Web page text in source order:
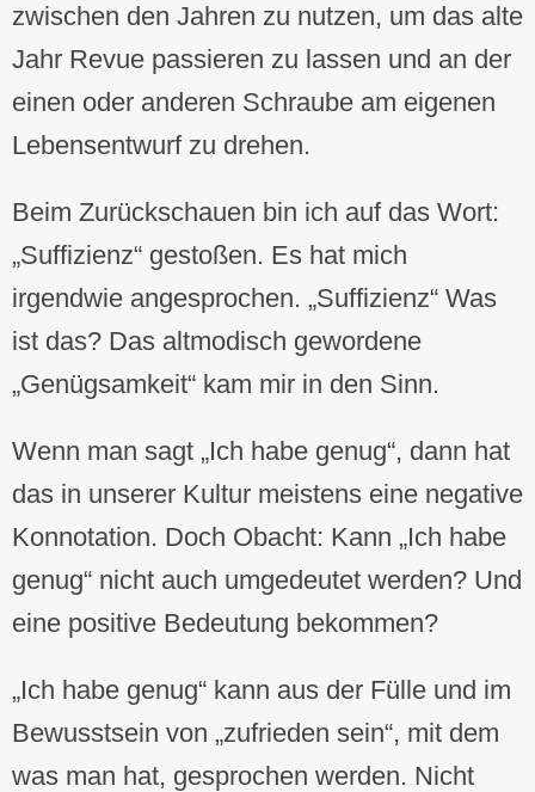
zwischen den Jahren zu nutzen, um das alte
Jahr Revue passieren zu lassen und an der
einen oder anderen Schraube am eigenen
Lebensentwurf zu drehen.
Beim Zurückschauen bin ich auf das Wort:
„Suffizienz“ gestoßen. Es hat mich
irgendwie angesprochen. „Suffizienz“ Was
ist das? Das altmodisch gewordene
„Genügsamkeit“ kam mir in den Sinn.
Wenn man sagt „Ich habe genug“, dann hat
das in unserer Kultur meistens eine negative
Konnotation. Doch Obacht: Kann „Ich habe
genug“ nicht auch umgedeutet werden? Und
eine positive Bedeutung bekommen?
„Ich habe genug“ kann aus der Fülle und im
Bewusstsein von „zufrieden sein“, mit dem
was man hat, gesprochen werden. Nicht